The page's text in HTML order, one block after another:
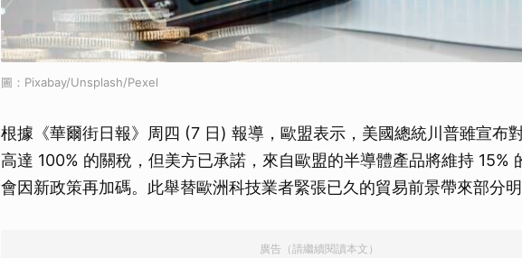
圖：Pixabay/Unsplash/Pexel
根據《華爾街日報》周四 (7 日) 報導，歐盟表示，美國總統川普雖宣布
高達 100% 的關稅，但美方已承諾，來自歐盟的半導體產品將維持 15%
會因新政策再加碼。此舉替歐洲科技業者緊張已久的貿易前景帶來部分
廣告（請繼續閱讀本文）